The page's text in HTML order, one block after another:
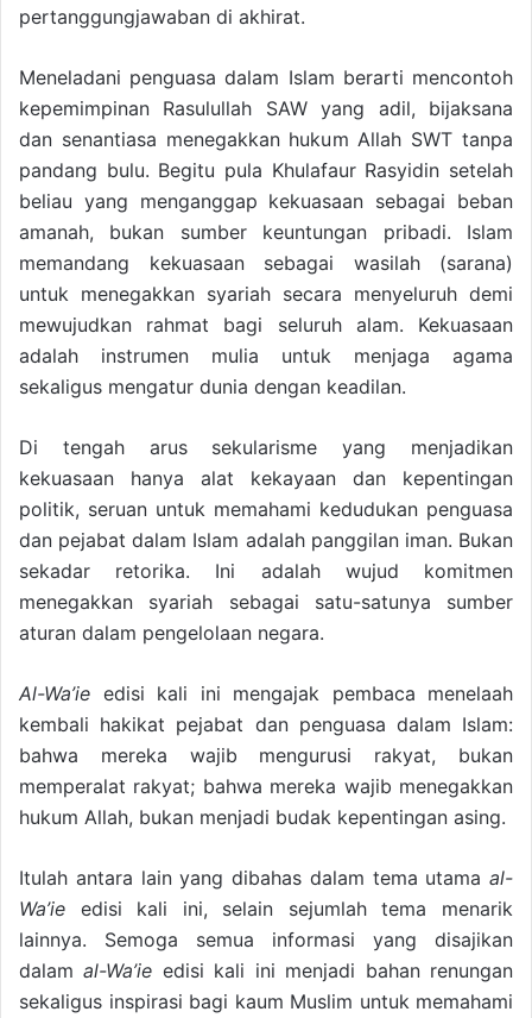
pertanggungjawaban di akhirat.
Meneladani penguasa dalam Islam berarti mencontoh
kepemimpinan Rasulullah SAW yang adil, bijaksana
dan senantiasa menegakkan hukum Allah SWT tanpa
pandang bulu. Begitu pula Khulafaur Rasyidin setelah
beliau yang menganggap kekuasaan sebagai beban
amanah, bukan sumber keuntungan pribadi. Islam
memandang kekuasaan sebagai wasilah (sarana)
untuk menegakkan syariah secara menyeluruh demi
mewujudkan rahmat bagi seluruh alam. Kekuasaan
adalah instrumen mulia untuk menjaga agama
sekaligus mengatur dunia dengan keadilan.
Di tengah arus sekularisme yang menjadikan
kekuasaan hanya alat kekayaan dan kepentingan
politik, seruan untuk memahami kedudukan penguasa
dan pejabat dalam Islam adalah panggilan iman. Bukan
sekadar retorika. Ini adalah wujud komitmen
menegakkan syariah sebagai satu-satunya sumber
aturan dalam pengelolaan negara.
Al-Wa’ie edisi kali ini mengajak pembaca menelaah
kembali hakikat pejabat dan penguasa dalam Islam:
bahwa mereka wajib mengurusi rakyat, bukan
memperalat rakyat; bahwa mereka wajib menegakkan
hukum Allah, bukan menjadi budak kepentingan asing.
Itulah antara lain yang dibahas dalam tema utama al-
Wa’ie edisi kali ini, selain sejumlah tema menarik
lainnya. Semoga semua informasi yang disajikan
dalamal-Wa’ie edisi kali ini menjadi bahan renungan
sekaligus inspirasi bagi kaum Muslim untuk memahami